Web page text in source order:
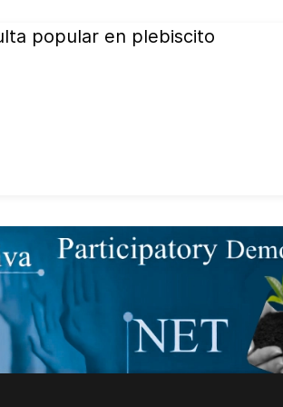
popular en plebiscito